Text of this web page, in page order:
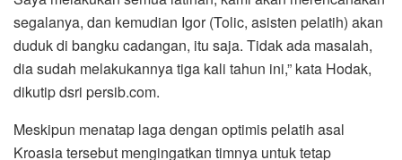
segalanya, dan kemudian Igor (Tolic, asisten pelatih) akan
duduk di bangku cadangan, itu saja. Tidak ada masalah,
dia sudah melakukannya tiga kali tahun ini,” kata Hodak,
dikutip dsri persib.com.
Meskipun menatap laga dengan optimis pelatih asal
Kroasia tersebut mengingatkan timnya untuk tetap